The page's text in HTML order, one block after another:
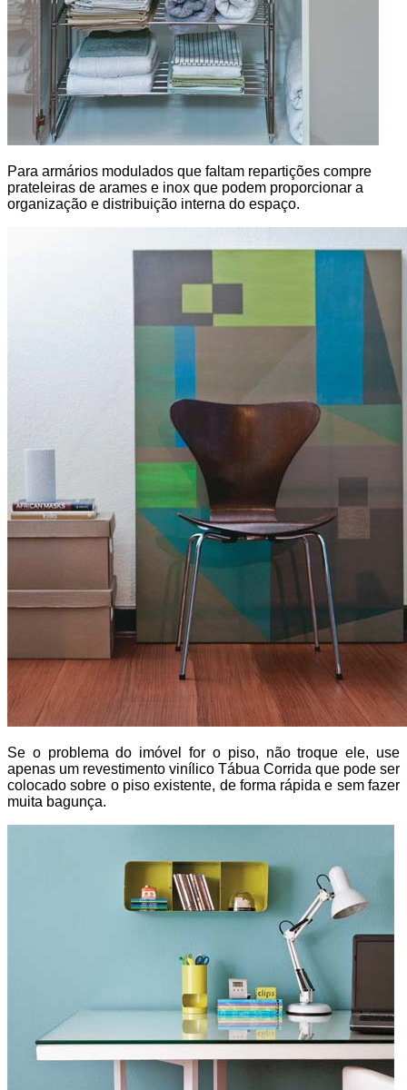
Para armários modulados que faltam repartições compre
prateleiras de arames e inox que podem proporcionar a
organização e distribuição interna do espaço.
Se o problema do imóvel for o piso, não troque ele, use
apenas um revestimento vinílico Tábua Corrida que pode ser
colocado sobre o piso existente, de forma rápida e sem fazer
muita bagunça.